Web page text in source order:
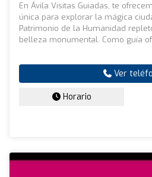
En Ávila Visitas Guiadas, te
única para explorar la mágica
Patrimonio de la Humanidad
belleza monumental. Como guía
Ver
Horario